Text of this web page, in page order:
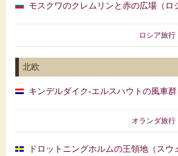
モスクワのクレムリンと赤の広場（ロ
ロシア旅行
北欧
キンデルダイク‐エルスハウトの風車群
オランダ旅行
ドロットニングホルムの王領地（スウ